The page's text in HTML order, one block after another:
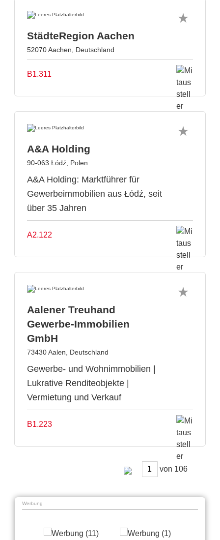
StädteRegion Aachen
52070 Aachen, Deutschland
B1.311
A&A Holding
90-063 Łódź, Polen
A&A Holding: Marktführer für
Gewerbeimmobilien aus Łódź, seit
über 35 Jahren
A2.122
Aalener Treuhand
Gewerbe-Immobilien
GmbH
73430 Aalen, Deutschland
Gewerbe- und Wohnimmobilien |
Lukrative Renditeobjekte |
Vermietung und Verkauf
B1.223
von
Werbung